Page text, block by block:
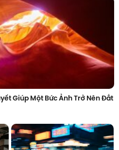
Giúp Một Bức Ảnh Trở Nên Đắt